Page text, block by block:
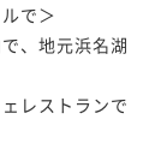
で＞
、地元浜名湖
レストランで